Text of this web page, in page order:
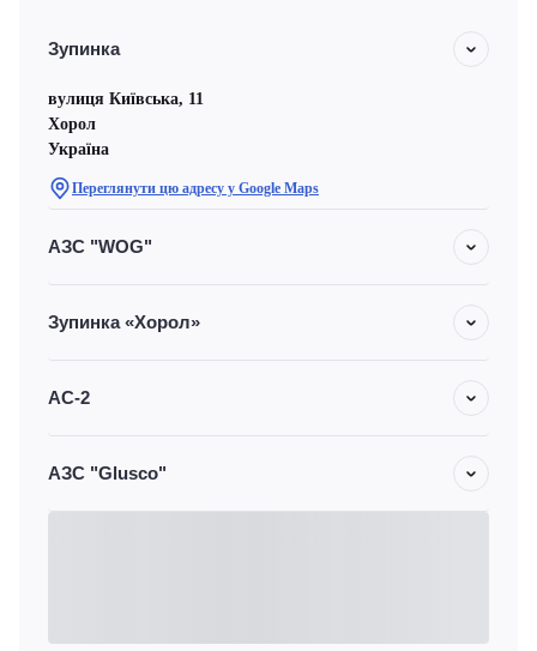
Зупинка
вулиця Київська, 11
Хорол
Україна
Переглянути цю адресу у Google Maps
АЗС "WOG"
Зупинка «Хорол»
АС-2
АЗС "Glusco"